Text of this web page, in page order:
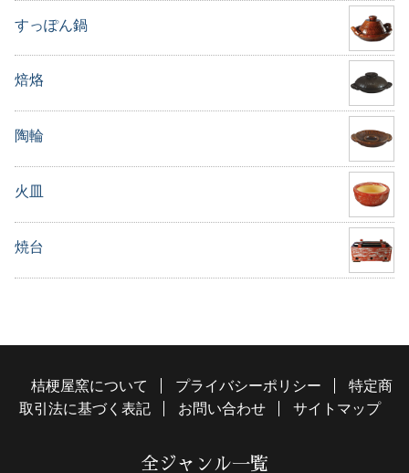
すっぽん鍋
焙烙
陶輪
火皿
焼台
桔梗屋窯について プライバシーポリシー
特定商
取引法に基づく表記
お問い合わせ サイトマップ
全ジャンル一覧